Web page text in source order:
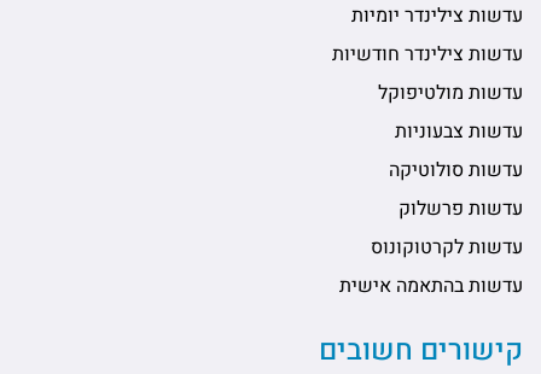
עדשות צילינדר יומיות
עדשות צילינדר חודשיות
עדשות מולטיפוקל
עדשות צבעוניות
עדשות סולוטיקה
עדשות פרשלוק
עדשות לקרטוקונוס
עדשות בהתאמה אישית
קישורים חשובים